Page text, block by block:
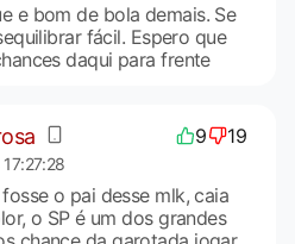
e bom de bola demais. Se
fácil. Espero que
daqui para frente
9 19
o pai desse mlk, caia
o SP é um dos grandes